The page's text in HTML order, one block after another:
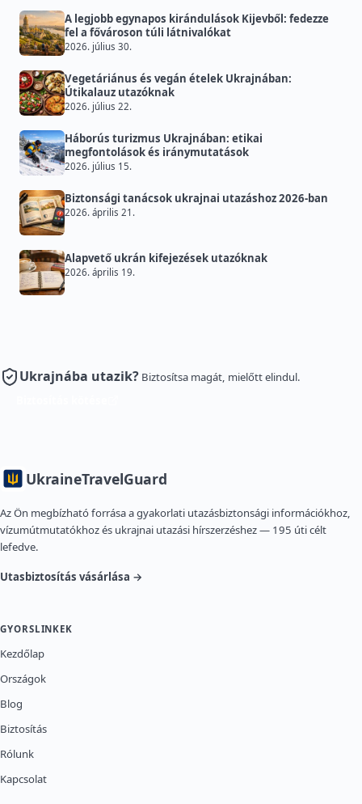
A legjobb egynapos kirándulások Kijevből: fedezze
fel a fővároson túli látnivalókat
2026. július 30.
Vegetáriánus és vegán ételek Ukrajnában:
Útikalauz utazóknak
2026. július 22.
Háborús turizmus Ukrajnában: etikai
megfontolások és iránymutatások
2026. július 15.
Biztonsági tanácsok ukrajnai utazáshoz 2026-ban
2026. április 21.
Alapvető ukrán kifejezések utazóknak
2026. április 19.
Ukrajnába utazik? Biztosítsa magát, mielőtt elindul.
UkraineTravelGuard
Az Ön megbízható forrása a gyakorlati utazásbiztonsági információkhoz,
vízumútmutatókhoz és ukrajnai utazási hírszerzéshez — 195 úti célt
lefedve.
Utasbiztosítás vásárlása →
GYORSLINKEK
Kezdőlap
Országok
Blog
Biztosítás
Rólunk
Kapcsolat